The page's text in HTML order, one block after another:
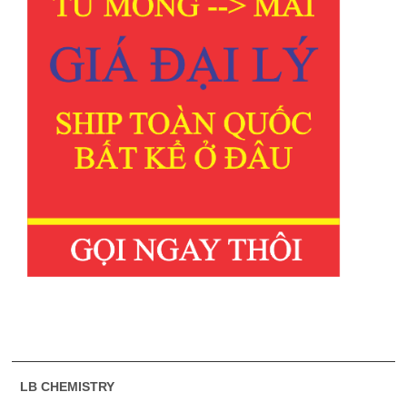
LB CHEMISTRY